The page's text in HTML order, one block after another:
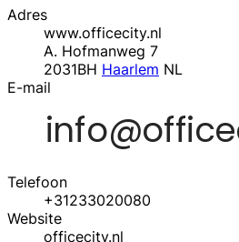
Adres
www.officecity.nl
A. Hofmanweg 7
2031BH Haarlem NL
E-mail
Telefoon
+31233020080
Website
officecity.nl